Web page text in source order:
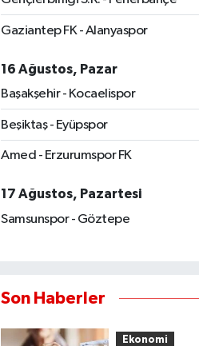
Gaziantep FK - Alanyaspor
16 Ağustos, Pazar
Başakşehir - Kocaelispor
Beşiktaş - Eyüpspor
Amed - Erzurumspor FK
17 Ağustos, Pazartesi
Samsunspor - Göztepe
Son Haberler
Ekonomi